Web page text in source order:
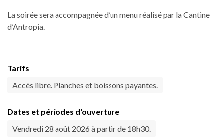
La soirée sera accompagnée d’un menu réalisé par la Cantine
d’Antropia.
Tarifs
Accès libre. Planches et boissons payantes.
Dates et périodes d'ouverture
Vendredi 28 août 2026 à partir de 18h30.